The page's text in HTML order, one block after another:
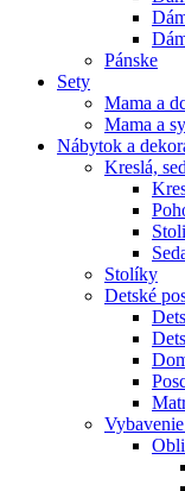
Pánske
Sety
Mama a
Mama a
Nábytok a
Kreslá,
Stolíky
Detské